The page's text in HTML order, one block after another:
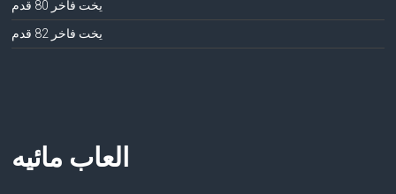
يخت فاخر 80 قدم
يخت فاخر 82 قدم
العاب مائيه